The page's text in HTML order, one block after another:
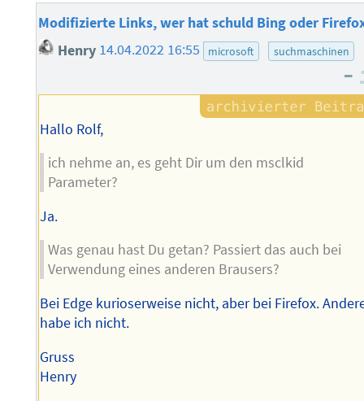
Modifizierte Links, wer hat schuld Bing oder
Henry 14.04.2022 16:55 microsoft suchmaschinen
–
Hallo Rolf,
ich nehme an, es geht Dir um den msclkid
Parameter?
Ja.
Was genau hast Du getan? Passiert das auch bei
Verwendung eines anderen Brausers?
Bei Edge kurioserweise nicht, aber bei Firefox.
habe ich nicht.
Gruss
Henry